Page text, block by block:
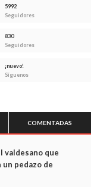
5992
Seguidores
830
Seguidores
¡nuevo!
Síguenos
COMENTADAS
valdesano que
pedazo de